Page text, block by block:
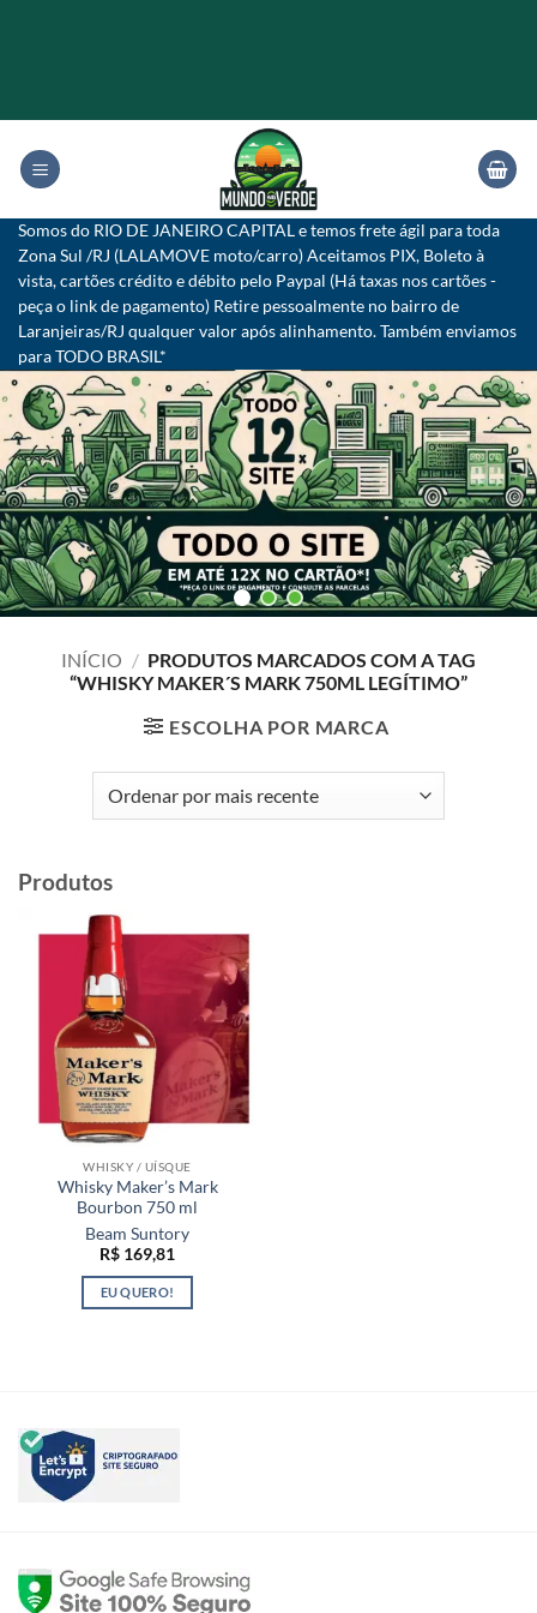
content
Somos do RIO DE JANEIRO CAPITAL e temos frete ágil para toda
Zona Sul /RJ (LALAMOVE moto/carro) Aceitamos PIX, Boleto à
vista, cartões crédito e débito pelo Paypal (Há taxas nos cartões -
peça o link de pagamento) Retire pessoalmente no bairro de
Laranjeiras/RJ qualquer valor após alinhamento. Também enviamos
para TODO BRASIL*
INÍCIO / PRODUTOS MARCADOS COM A TAG
“WHISKY MAKER´S MARK 750ML LEGÍTIMO”
ESCOLHA POR MARCA
Produtos
WHISKY / UÍSQUE
Whisky Maker’s Mark
Bourbon 750 ml
Beam Suntory
R$ 169,81
EU QUERO!